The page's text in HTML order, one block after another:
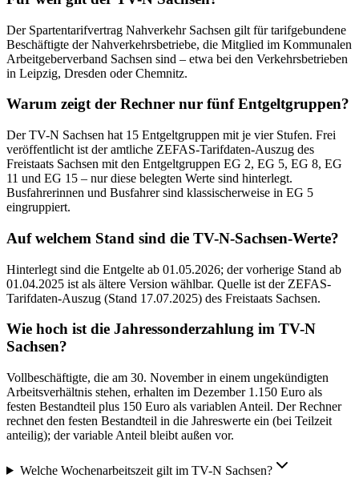
Der Spartentarifvertrag Nahverkehr Sachsen gilt für tarifgebundene
Beschäftigte der Nahverkehrsbetriebe, die Mitglied im Kommunalen
Arbeitgeberverband Sachsen sind – etwa bei den Verkehrsbetrieben
in Leipzig, Dresden oder Chemnitz.
Warum zeigt der Rechner nur fünf Entgeltgruppen?
Der TV-N Sachsen hat 15 Entgeltgruppen mit je vier Stufen. Frei
veröffentlicht ist der amtliche ZEFAS-Tarifdaten-Auszug des
Freistaats Sachsen mit den Entgeltgruppen EG 2, EG 5, EG 8, EG
11 und EG 15 – nur diese belegten Werte sind hinterlegt.
Busfahrerinnen und Busfahrer sind klassischerweise in EG 5
eingruppiert.
Auf welchem Stand sind die TV-N-Sachsen-Werte?
Hinterlegt sind die Entgelte ab 01.05.2026; der vorherige Stand ab
01.04.2025 ist als ältere Version wählbar. Quelle ist der ZEFAS-
Tarifdaten-Auszug (Stand 17.07.2025) des Freistaats Sachsen.
Wie hoch ist die Jahressonderzahlung im TV-N
Sachsen?
Vollbeschäftigte, die am 30. November in einem ungekündigten
Arbeitsverhältnis stehen, erhalten im Dezember 1.150 Euro als
festen Bestandteil plus 150 Euro als variablen Anteil. Der Rechner
rechnet den festen Bestandteil in die Jahreswerte ein (bei Teilzeit
anteilig); der variable Anteil bleibt außen vor.
Welche Wochenarbeitszeit gilt im TV-N Sachsen?